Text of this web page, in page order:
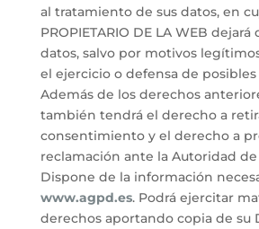
al tratamiento de sus datos, en
PROPIETARIO DE LA WEB dejará
datos, salvo por motivos
el ejercicio o defensa de
Además de los derechos
también tendrá el derecho a
consentimiento y el derecho a
reclamación ante la Autoridad
Dispone de la información
www.agpd.es. Podrá ejercitar
derechos aportando copia de su